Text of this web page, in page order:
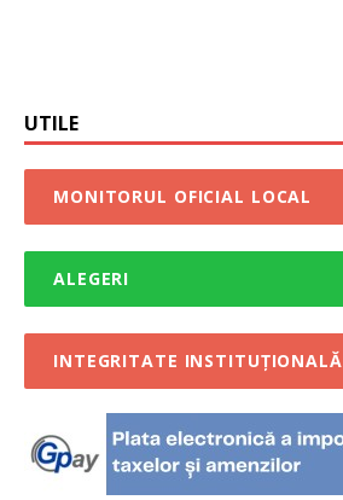
UTILE
MONITORUL OFICIAL LOCAL
ALEGERI
INTEGRITATE INSTITUȚIONALĂ